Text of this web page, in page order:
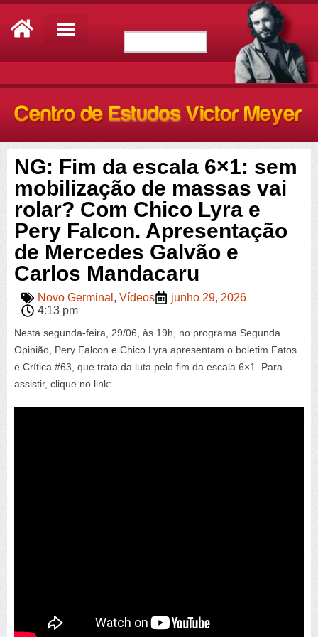
NG: Fim da escala 6×1: sem
mobilização de massas vai
rolar? Com Chico Lyra e
Pery Falcon. Apresentação
de Mercedes Galvão e
Carlos Mandacaru
Novo Germinal , Vídeos
junho 29, 2026
4:13 pm
Nesta segunda-feira, 29/06, às 19h, no programa Segunda
Opinião, Pery Falcon e Chico Lyra apresentam o boletim Fatos
e Crítica #63, que trata da luta pelo fim da escala 6×1. Para
assistir, clique no link: